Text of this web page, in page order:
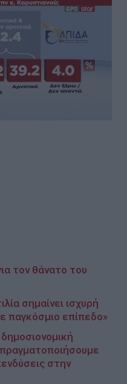
τον θάνατο του
σημαίνει ισχυρή
παγκόσμιο επίπεδο»
πραγματοποιήσουμε
στην